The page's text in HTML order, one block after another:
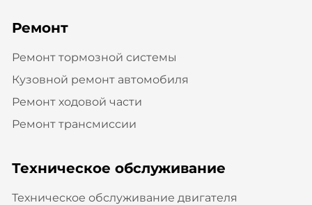
Ремонт
Ремонт тормозной системы
Кузовной ремонт автомобиля
Ремонт ходовой части
Ремонт трансмиссии
Техническое обслуживание
Техническое обслуживание двигателя